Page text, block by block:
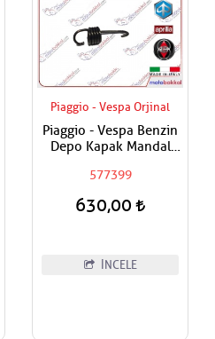
Piaggio - Vespa Orjinal
Piaggio - Vespa Benzin
Depo Kapak Mandal
577399
630,00
İNCELE